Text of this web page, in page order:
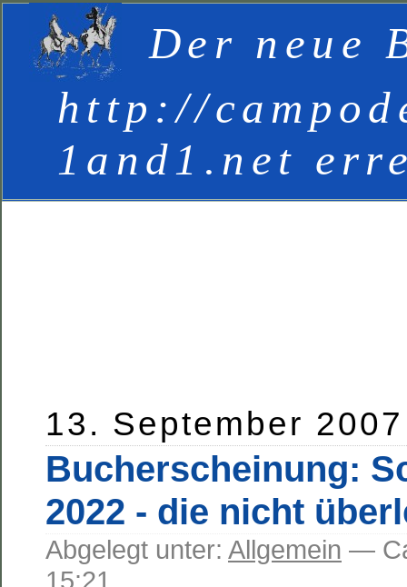
Der neue
http://
1and1.net
13. September 2007
Bucherscheinung:
2022 - die nicht
Abgelegt unter: Allgemein —
15:21